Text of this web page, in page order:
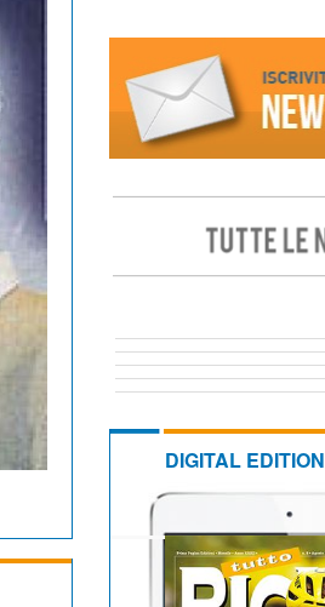
DIGITAL EDITION